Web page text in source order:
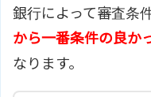
銀行によって審査条
から一番条件の良か
なります。